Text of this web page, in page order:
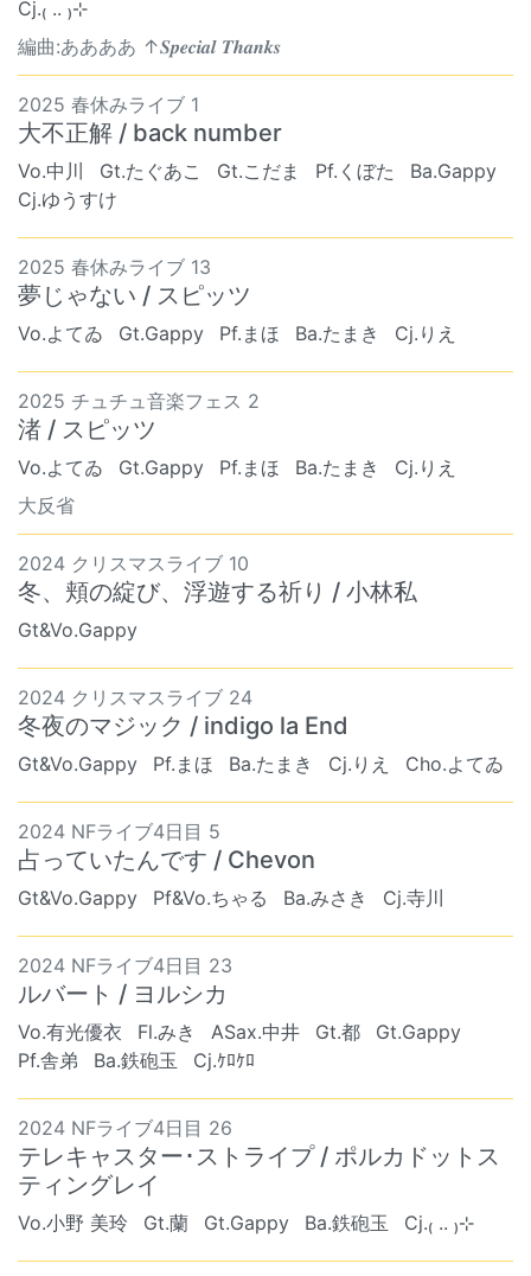
Cj.₍ .. ₎⊹
編曲:ああああ ↑𝑺𝒑𝒆𝒄𝒊𝒂𝒍 𝑻𝒉𝒂𝒏𝒌𝒔
2025 春休みライブ 1
大不正解 / back number
Vo.中川 Gt.たぐあこ Gt.こだま Pf.くぼた
Ba.Gappy
Cj.ゆうすけ
2025 春休みライブ 13
夢じゃない / スピッツ
Vo.よてゐ Gt.Gappy Pf.まほ Ba.たまき Cj.りえ
2025 チュチュ音楽フェス 2
渚 / スピッツ
Vo.よてゐ Gt.Gappy Pf.まほ Ba.たまき
Cj.りえ
大反省
2024 クリスマスライブ 10
冬、頬の綻び、浮遊する祈り / 小林私
Gt&Vo.Gappy
2024 クリスマスライブ 24
冬夜のマジック / indigo la End
Gt&Vo.Gappy Pf.まほ Ba.たまき Cj.りえ Cho.よてゐ
2024 NFライブ4日目 5
占っていたんです / Chevon
Gt&Vo.Gappy Pf&Vo.ちゃる Ba.みさき Cj.寺川
2024 NFライブ4日目 23
ルバート / ヨルシカ
Vo.有光優衣 Fl.みき ASax.中井 Gt.都
Gt.Gappy
Pf.舎弟
Ba.鉄砲玉 Cj.ｹﾛｹﾛ
2024 NFライブ4日目 26
テレキャスター･ストライプ / ポルカドットス
ティングレイ
Vo.小野 美玲 Gt.蘭 Gt.Gappy Ba.鉄砲玉 Cj.₍ .. ₎⊹